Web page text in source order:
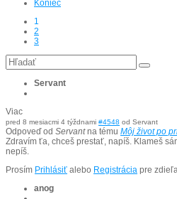
Koniec
1
2
3
Servant
Viac
pred 8 mesiacmi 4 týždnami #4548 od Servant
Odpoveď od Servantna tému Môj život po
Zdravím ťa, chceš prestať, napíš. Klameš
nepíš.
Prosím Prihlásiť alebo Registrácia pre
anog